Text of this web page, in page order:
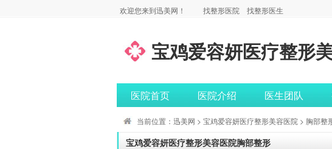
欢迎您来到迅美网！ 找整形医院 找整形医生
宝鸡爱容妍医疗整形
医院首页 医院介绍 医生团队
当前位置： 迅美网 > 宝鸡爱容妍医疗整形美容医院 > 胸部整
宝鸡爱容妍医疗整形美容医院胸部整形